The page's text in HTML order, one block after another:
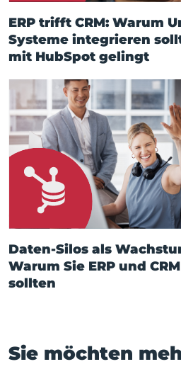
ERP trifft CRM: Warum
Systeme integrieren
mit HubSpot gelingt
Daten-Silos als
Warum Sie ERP und
sollten
Sie möchten